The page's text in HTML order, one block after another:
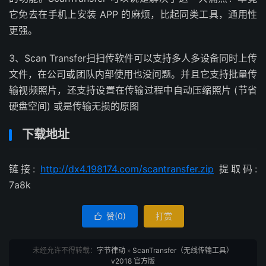
它免去在手机上安装 APP 的麻烦，比起同类工具，通用性
更强。
3、Scan Transfer扫扫传软件可以支持多人多设备同时上传
文件，在公司或团队内部使用也没问题。并且它支持批量传
输视频照片，还支持设置在传输过程中自动压缩照片 (节省
硬盘空间) 或是传输无损的原图
下载地址
链接: http://dx4.198174.com/scantransfer.zip 提取码:
7a8k
 赞(0) 打赏
未经允许不得转载： 字节律动 » ScanTransfer（无线传输工具）
v2018 官方版